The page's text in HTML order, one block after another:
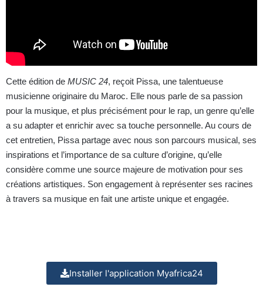
Cette édition de MUSIC 24, reçoit Pissa, une talentueuse
musicienne originaire du Maroc. Elle nous parle de sa passion
pour la musique, et plus précisément pour le rap, un genre qu’elle
a su adapter et enrichir avec sa touche personnelle. Au cours de
cet entretien, Pissa partage avec nous son parcours musical, ses
inspirations et l’importance de sa culture d’origine, qu’elle
considère comme une source majeure de motivation pour ses
créations artistiques. Son engagement à représenter ses racines
à travers sa musique en fait une artiste unique et engagée.
Installer l'application Myafrica24